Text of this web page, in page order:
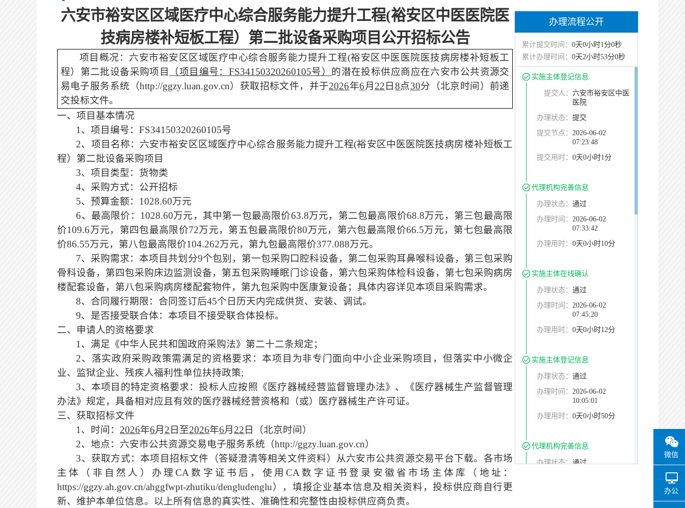
微信
办公
六安市裕安区区域医疗中心综合服务能力提升工程(裕安区中医医院医
技病房楼补短板工程）第二批设备采购项目 公开招标公告
项目概况：六安市裕安区区域医疗中心综合服务能力提升工程(裕安区中医医院医技病房楼补短板工
程）第二批设备采购项目
（项目编号： FS34150320260105号） 的潜在投标供应商应在六安市公共资源交
易电子服务系统（http://ggzy.luan.gov.cn）获取招标文件，并于2026年6月 22日8点30分（北京时间）前递
交投标文件。
一、项目基本情况
1、项目编号：FS34150320260105号
2、项目名称：六安市裕安区区域医疗中心综合服务能力提升工程(裕安区中医医院医技病房楼补短板工
程）第二批设备采购项目
3、项目类型： 货物类
4、采购方式：公开招标
5、预算金额： 1028.60万元
6、最高限价： 1028.60万元，其中第一包最高限价63.8万元，第二包最高限价68.8万元，第三包最高限
价109.6万元，第四包最高限价72万元，第五包最高限价80万元，第六包最高限价66.5万元，第七包最高限
价86.55万元，第八包最高限价104.262万元，第九包最高限价377.088万元。
7、采购需求：本项目共划分9个包别，第一包采购口腔科设备，第二包采购耳鼻喉科设备，第三包采购
骨科设备，第四包采购床边监测设备，第五包采购睡眠门诊设备，第六包采购体检科设备，第七包采购病房
楼配套设备，第八包采购病房楼配套物件，第九包采购中医康复设备；具体内容详见本项目采购需求。
8、合同履行期限： 合同签订后45个日历天内完成供货、安装、调试。
9、是否接受联合体：本项目不接受联合体投标。
二、申请人的资格要求
1、满足《中华人民共和国政府采购法》第二十二条规定；
2、落实政府采购政策需满足的资格要求：本项目为非专门面向中小企业采购项目，但落实中小微企
业、监狱企业、残疾人福利性单位扶持政策;
3、本项目的特定资格要求：投标人应按照《医疗器械经营监督管理办法》、《医疗器械生产监督管理
办法》规定，具备相对应且有效的医疗器械经营资格和（或）医疗器械生产许可证。
三、获取招标文件
1、时间：2026年6月2 日至2026年6月22 日
（北京时间）
2、地点：六安市公共资源交易电子服务系统（http://ggzy.luan.gov.cn）
3、获取方式： 本项目招标文件（答疑澄清等相关文件资料）从六安市公共资源交易平台下载。 各市场
主体（非自然人）办理CA数字证书后，使用CA数字证书登录安徽省市场主体库（地址：
https://ggzy.ah.gov.cn/ahggfwpt-zhutiku/dengludenglu），填报企业基本信息及相关资料，投标供应商自行更
新、维护本单位信息。以上所有信息的真实性、准确性和完整性由投标供应商负责。
办理流程公开
累计提交时间： 0天0小时1分0秒
累计办理时间： 0天2小时53分0秒
实施主体登记信息
提交人： 六安市裕安区中医
医院
办理状态： 提交
提交节点： 2026-06-02
07:23:48
提交用时： 0天0小时1分
代理机构完善信息
办理状态： 通过
办理时间： 2026-06-02
07:33:42
办理用时： 0天0小时10分
实施主体在线确认
办理状态： 通过
办理时间： 2026-06-02
07:45:20
办理用时： 0天0小时12分
实施主体登记信息
办理状态： 通过
办理时间： 2026-06-02
10:05:01
办理用时： 0天0小时50分
代理机构完善信息
办理状态：通过